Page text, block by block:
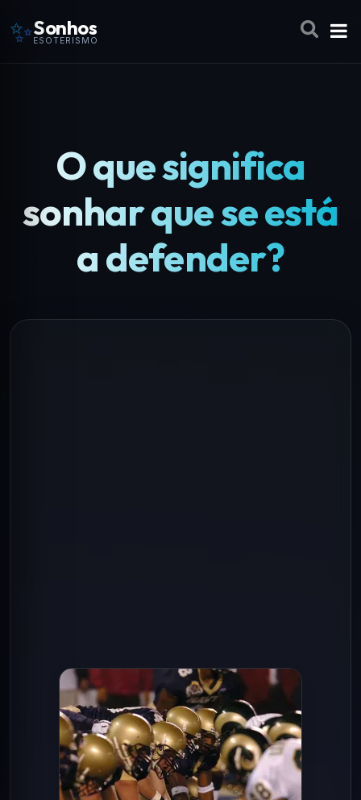
✨Sonhos
ESOTERISMO
O que significa
sonhar que se está
a defender?